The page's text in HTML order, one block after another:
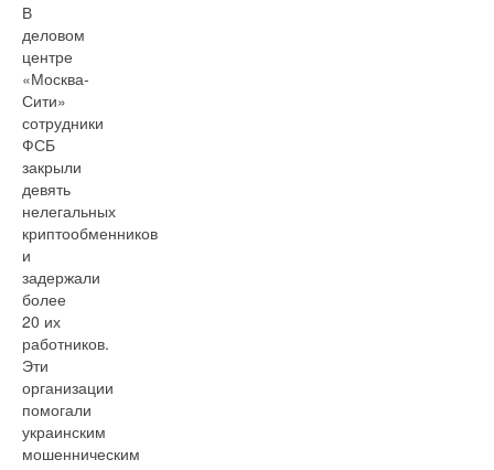
В
деловом
центре
«Москва-
Сити»
сотрудники
ФСБ
закрыли
девять
нелегальных
криптообменников
и
задержали
более
20 их
работников.
Эти
организации
помогали
украинским
мошенническим